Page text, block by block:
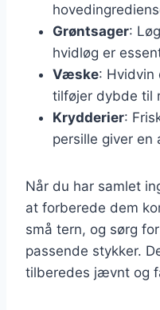
Grøntsager:
hvidløg er
Væske: Hvidvin
tilføjer dybde til
Krydderier:
persille giver en
Når du har samlet
at forberede dem
små tern, og sørg
passende stykker.
tilberedes jævnt og